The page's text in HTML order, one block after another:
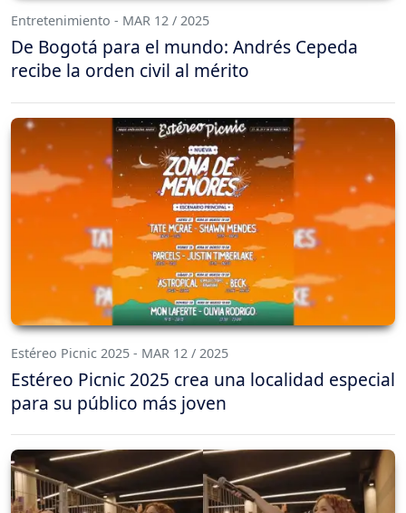
Entretenimiento - MAR 12 / 2025
De Bogotá para el mundo: Andrés Cepeda
recibe la orden civil al mérito
Estéreo Picnic 2025 - MAR 12 / 2025
Estéreo Picnic 2025 crea una localidad especial
para su público más joven